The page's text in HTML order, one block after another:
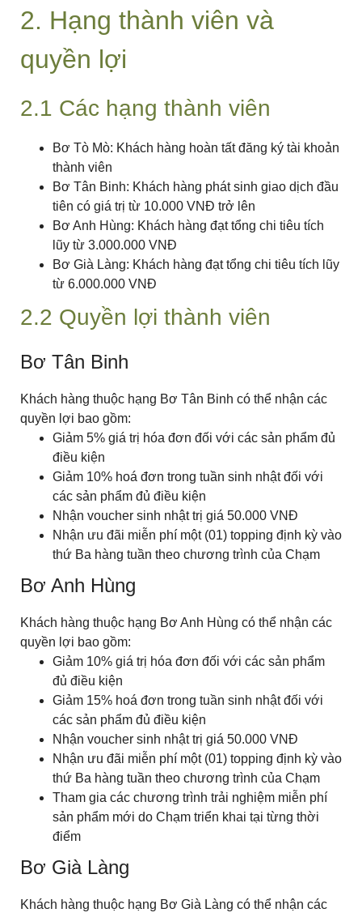
2. Hạng thành viên và
quyền lợi
2.1 Các hạng thành viên
Bơ Tò Mò: Khách hàng hoàn tất đăng ký tài khoản
thành viên
Bơ Tân Binh: Khách hàng phát sinh giao dịch đầu
tiên có giá trị từ 10.000 VNĐ trở lên
Bơ Anh Hùng: Khách hàng đạt tổng chi tiêu tích
lũy từ 3.000.000 VNĐ
Bơ Già Làng: Khách hàng đạt tổng chi tiêu tích lũy
từ 6.000.000 VNĐ
2.2 Quyền lợi thành viên
Bơ Tân Binh
Khách hàng thuộc hạng Bơ Tân Binh có thể nhận các
quyền lợi bao gồm:
Giảm 5% giá trị hóa đơn đối với các sản phẩm đủ
điều kiện
Giảm 10% hoá đơn trong tuần sinh nhật đối với
các sản phẩm đủ điều kiện
Nhận voucher sinh nhật trị giá 50.000 VNĐ
Nhận ưu đãi miễn phí một (01) topping định kỳ vào
thứ Ba hàng tuần theo chương trình của Chạm
Bơ Anh Hùng
Khách hàng thuộc hạng Bơ Anh Hùng có thể nhận các
quyền lợi bao gồm:
Giảm 10% giá trị hóa đơn đối với các sản phẩm
đủ điều kiện
Giảm 15% hoá đơn trong tuần sinh nhật đối với
các sản phẩm đủ điều kiện
Nhận voucher sinh nhật trị giá 50.000 VNĐ
Nhận ưu đãi miễn phí một (01) topping định kỳ vào
thứ Ba hàng tuần theo chương trình của Chạm
Tham gia các chương trình trải nghiệm miễn phí
sản phẩm mới do Chạm triển khai tại từng thời
điểm
Bơ Già Làng
Khách hàng thuộc hạng Bơ Già Làng có thể nhận các